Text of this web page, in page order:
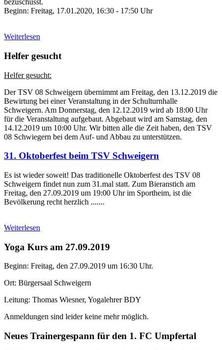
bezuschusst.
Beginn: Freitag, 17.01.2020, 16:30 - 17:50 Uhr
Weiterlesen
Helfer gesucht
Helfer gesucht:
Der TSV 08 Schweigern übernimmt am Freitag, den 13.12.2019 die
Bewirtung bei einer Veranstaltung in der Schulturnhalle
Schweigern. Am Donnerstag, den 12.12.2019 wird ab 18:00 Uhr
für die Veranstaltung aufgebaut. Abgebaut wird am Samstag, den
14.12.2019 um 10:00 Uhr. Wir bitten alle die Zeit haben, den TSV
08 Schwiegern bei dem Auf- und Abbau zu unterstützen.
31. Oktoberfest beim TSV Schweigern
Es ist wieder soweit! Das traditionelle Oktoberfest des TSV 08
Schweigern findet nun zum 31.mal statt. Zum Bieranstich am
Freitag, den 27.09.2019 um 19:00 Uhr im Sportheim, ist die
Bevölkerung recht herzlich .......
Weiterlesen
Yoga Kurs am 27.09.2019
Beginn: Freitag, den 27.09.2019 um 16:30 Uhr.
Ort: Bürgersaal Schweigern
Leitung: Thomas Wiesner, Yogalehrer BDY
Anmeldungen sind leider keine mehr möglich.
Neues Trainergespann für den 1. FC Umpfertal